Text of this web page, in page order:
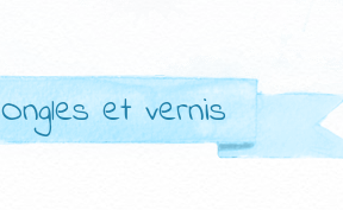
Ongles et vernis